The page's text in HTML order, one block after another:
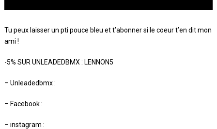
Tu peux laisser un pti pouce bleu et t’abonner si le coeur t’en dit mon
ami !
-5% SUR UNLEADEDBMX : LENNON5
– Unleadedbmx :
– Facebook :
– instagram :